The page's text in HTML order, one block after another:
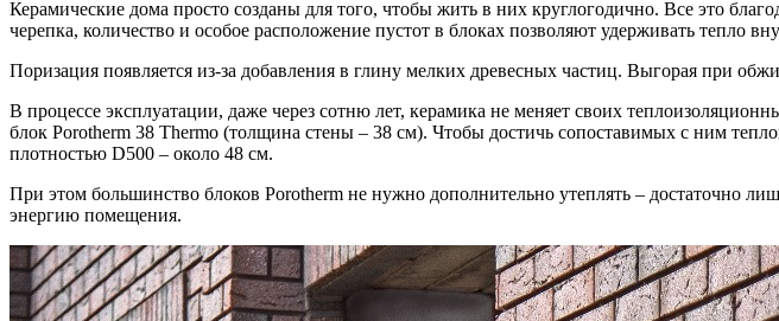
Керамические дома просто созданы для того, чтобы жить в них круглогодично. Все это
черепка, количество и особое расположение пустот в блоках позволяют удерживать тепло
Поризация появляется из-за добавления в глину мелких древесных частиц. Выгорая при
В процессе эксплуатации, даже через сотню лет, керамика не меняет своих
блок Porotherm 38 Thermo (толщина стены – 38 см). Чтобы достичь сопоставимых с ним
плотностью D500 – около 48 см.
При этом большинство блоков Porotherm не нужно дополнительно утеплять – достаточно
энергию помещения.